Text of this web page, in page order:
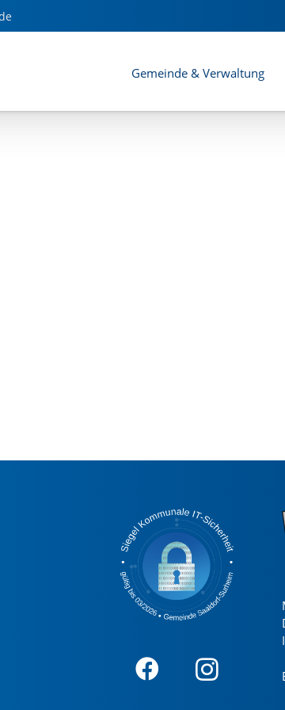
Gemeinde & Verwaltung
- Umweltbericht